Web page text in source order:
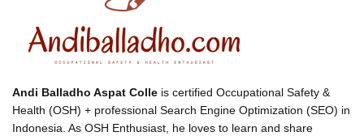
Andi Balladho Aspat Colle is certified Occupational Safety &
Health (OSH) + professional Search Engine Optimization (SEO) in
Indonesia. As OSH Enthusiast, he loves to learn and share